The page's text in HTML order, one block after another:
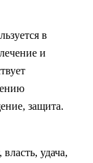
в
и
защита.
удача,